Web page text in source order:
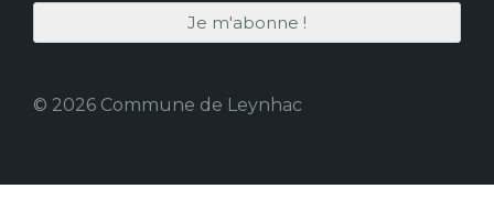
© 2026 Commune de Leynhac